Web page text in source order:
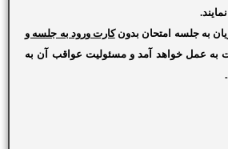
به جلسه امتحان بدونکارت ورود به جلسه و
به عمل خواهد آمد و مسئوليت عواقب آن به